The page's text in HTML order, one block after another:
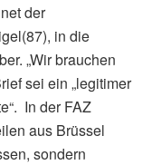
der
in die
„Wir brauchen
sei ein „legitimer
In der FAZ
aus Brüssel
sondern